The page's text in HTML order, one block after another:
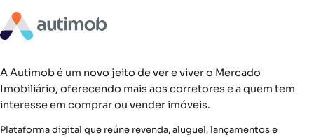
A Autimob é um novo jeito de ver e viver o Mercado
Imobiliário, oferecendo mais aos corretores e a quem tem
interesse em comprar ou vender imóveis.
Plataforma digital que reúne revenda, aluguel, lançamentos e